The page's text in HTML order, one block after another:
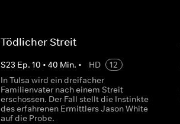
Tödlicher Streit
S23 Ep.10 •40 Min. • HD
12
In Tulsa wird ein dreifacher
Familienvater nach einem Streit
erschossen. Der Fall stellt die Instinkte
des erfahrenen Ermittlers Jason White
auf die Probe.